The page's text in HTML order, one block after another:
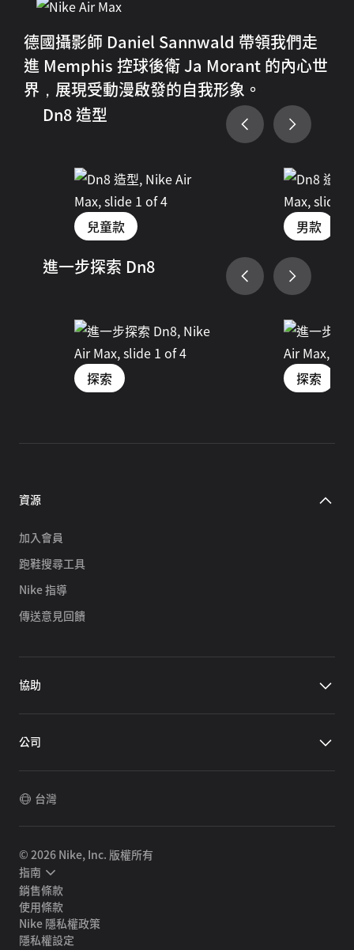
德國攝影師 Daniel Sannwald 帶領我們走
進 Memphis 控球後衛 Ja Morant 的內心世
界，展現受動漫啟發的自我形象。
Dn8 造型
兒童款 男款
進一步探索 Dn8
探索 探索
資源
加入會員
跑鞋搜尋工具
Nike 指導
傳送意見回饋
協助
公司
台灣
© 2026 Nike, Inc. 版權所有
指南
銷售條款
使用條款
Nike 隱私權政策
隱私權設定